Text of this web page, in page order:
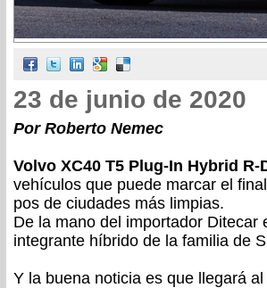
23 de junio de 2020
Por Roberto Nemec
Volvo XC40 T5 Plug-In Hybrid R-
vehículos que puede marcar el
pos de ciudades más limpias.
De la mano del importador Ditecar
integrante híbrido de la familia de
Y la buena noticia es que llegará